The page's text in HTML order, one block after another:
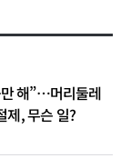
해”…머리둘레
제, 무슨 일?